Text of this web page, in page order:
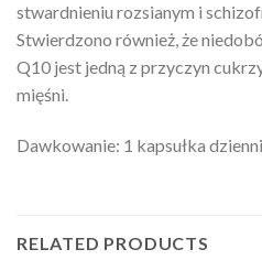
stwardnieniu rozsianym i
Stwierdzono również, że
Q10 jest jedną z przyczyn
mięśni.
Dawkowanie: 1 kapsułka
RELATED PRODUCTS